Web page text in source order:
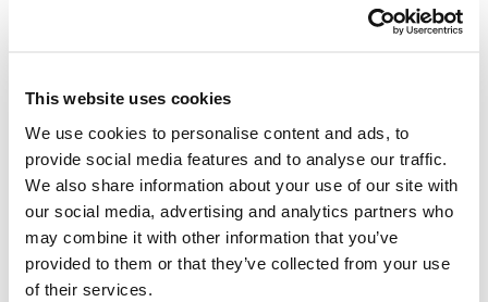
This website uses cookies
We use cookies to personalise content and ads, to
provide social media features and to analyse our traffic.
We also share information about your use of our site with
our social media, advertising and analytics partners who
may combine it with other information that you’ve
provided to them or that they’ve collected from your use
of their services.
Fig. 5. Porcentaje de redes con URL en calidad de nombre del
puntos de acceso usan direcciones web en sus nombres. Esta es
una nueva tendencia, que no habíamos observado en otras
ciudades durante nuestras investigaciones.
Observaciones adicionales
Durante la investigación seguí con mucho interés el proceso de
escaneo y me llamó la atención un interesante hecho: en los